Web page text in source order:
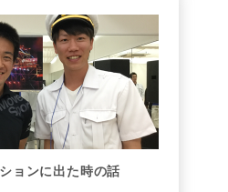
ョンに出た時の話